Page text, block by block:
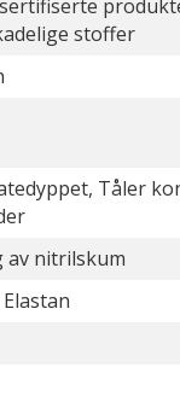
stoffer
Tåler
av nitrilskum